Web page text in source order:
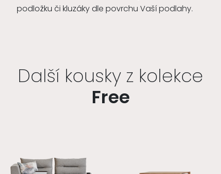
podložku či kluzáky dle povrchu Vaší podlahy.
Další kousky z kolekce
Free